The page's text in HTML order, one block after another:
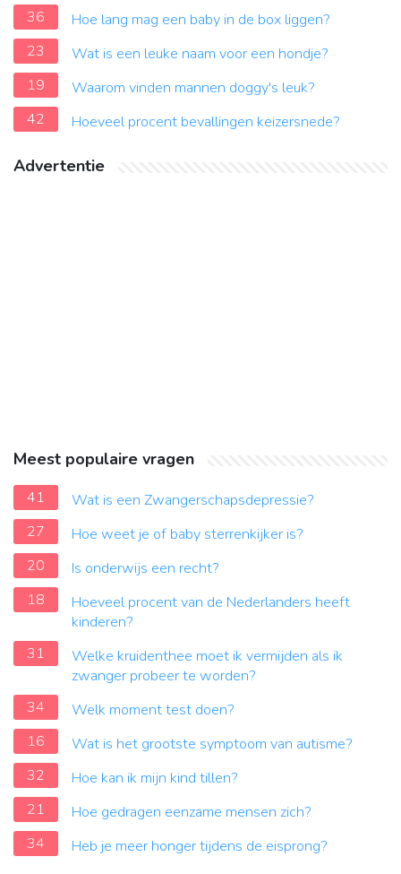
36
Hoe lang mag een baby in de box liggen?
23
Wat is een leuke naam voor een hondje?
19
Waarom vinden mannen doggy's leuk?
42
Hoeveel procent bevallingen keizersnede?
Advertentie
Meest populaire vragen
41
Wat is een Zwangerschapsdepressie?
27
Hoe weet je of baby sterrenkijker is?
20
Is onderwijs een recht?
18
Hoeveel procent van de Nederlanders heeft
kinderen?
31
Welke kruidenthee moet ik vermijden als ik
zwanger probeer te worden?
34
Welk moment test doen?
16
Wat is het grootste symptoom van autisme?
32
Hoe kan ik mijn kind tillen?
21
Hoe gedragen eenzame mensen zich?
34
Heb je meer honger tijdens de eisprong?